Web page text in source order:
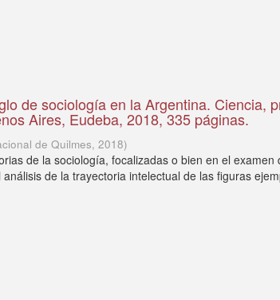
de sociología en la Argentina. Ciencia,
Aires, Eudeba, 2018, 335 páginas.
de Quilmes,2018)
de la sociología, focalizadas o bien en el examen
de la trayectoria intelectual de las figuras